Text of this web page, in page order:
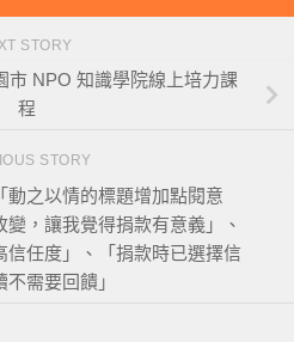
STORY
市 NPO 知識學院線上培力課
程
STORY
動之以情的標題增加點閱意
，讓我覺得捐款有意義」、
信任度」、「捐款時已選擇信
需要回饋」